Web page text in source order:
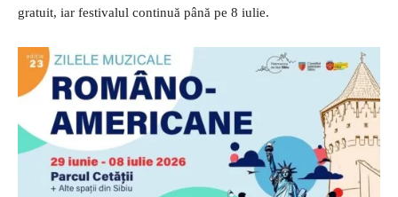
gratuit, iar festivalul continuă până pe 8 iulie.